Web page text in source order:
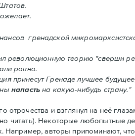
гренадской
революционную теорию "сверши
ровно.
принесут Гренадe лучшее
напастьна какую-нибудь страну."
и взглянул на неё
читать). Некоторые любопытные
Например, авторы припоминают,